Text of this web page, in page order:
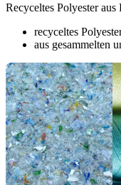
Recyceltes Polyester aus
recyceltes
aus gesammelten